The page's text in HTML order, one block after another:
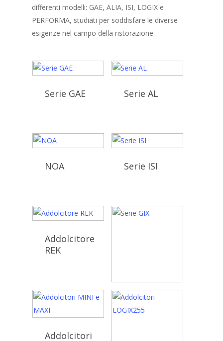
differenti modelli: GAE, ALIA, ISI, LOGIX e
PERFORMA, studiati per soddisfare le diverse
esigenze nel campo della ristorazione.
Serie GAE Serie AL
NOA Serie ISI
Addolcitore
REK
Serie GIX
Addolcitori